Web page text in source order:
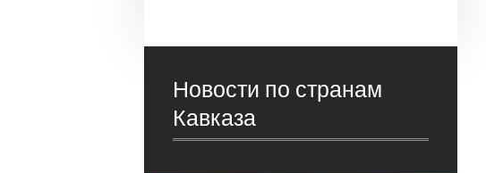
Новости по странам
Кавказа